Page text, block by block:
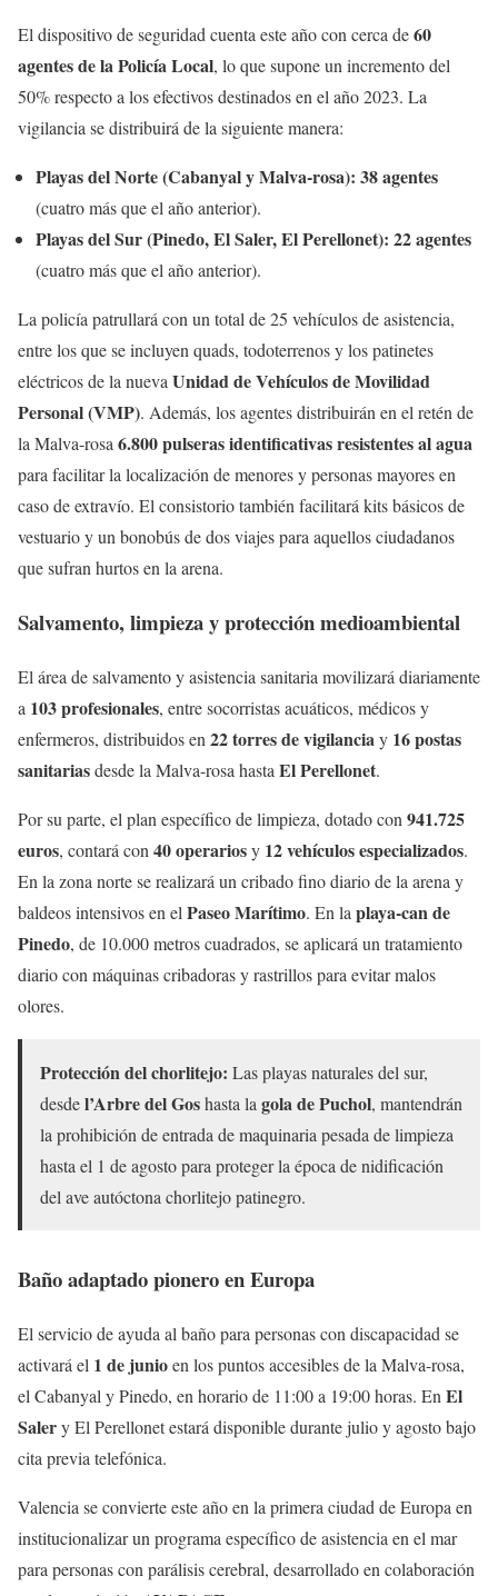
El dispositivo de seguridad cuenta este año con cerca de60
agentes de la Policía Local, lo que supone un incremento del
50% respecto a los efectivos destinados en el año 2023. La
vigilancia se distribuirá de la siguiente manera:
Playas del Norte (Cabanyal y Malva-rosa): 38 agentes
(cuatro más que el año anterior).
Playas del Sur (Pinedo, El Saler, El Perellonet): 22 agentes
(cuatro más que el año anterior).
La policía patrullará con un total de 25 vehículos de asistencia,
entre los que se incluyen quads, todoterrenos y los patinetes
eléctricos de la nuevaUnidad de Vehículos de Movilidad
Personal (VMP). Además, los agentes distribuirán en el retén de
la Malva-rosa6.800 pulseras identificativas resistentes al agua
para facilitar la localización de menores y personas mayores en
caso de extravío. El consistorio también facilitará kits básicos de
vestuario y un bonobús de dos viajes para aquellos ciudadanos
que sufran hurtos en la arena.
Salvamento, limpieza y protección medioambiental
El área de salvamento y asistencia sanitaria movilizará diariamente
a 103 profesionales, entre socorristas acuáticos, médicos y
enfermeros, distribuidos en 22 torres de vigilanciay 16 postas
sanitariasdesde la Malva-rosa hasta El Perellonet.
Por su parte, el plan específico de limpieza, dotado con 941.725
euros, contará con 40 operariosy 12 vehículos especializados.
En la zona norte se realizará un cribado fino diario de la arena y
baldeos intensivos en el Paseo Marítimo. En la playa-can de
Pinedo, de 10.000 metros cuadrados, se aplicará un tratamiento
diario con máquinas cribadoras y rastrillos para evitar malos
olores.
Protección del chorlitejo: Las playas naturales del sur,
desdel’Arbre del Goshasta la gola de Puchol, mantendrán
la prohibición de entrada de maquinaria pesada de limpieza
hasta el 1 de agosto para proteger la época de nidificación
del ave autóctona chorlitejo patinegro.
Baño adaptado pionero en Europa
El servicio de ayuda al baño para personas con discapacidad se
activará el 1 de junioen los puntos accesibles de la Malva-rosa,
el Cabanyal y Pinedo, en horario de 11:00 a 19:00 horas. En El
Salery El Perellonet estará disponible durante julio y agosto bajo
cita previa telefónica.
Valencia se convierte este año en la primera ciudad de Europa en
institucionalizar un programa específico de asistencia en el mar
para personas con parálisis cerebral, desarrollado en colaboración